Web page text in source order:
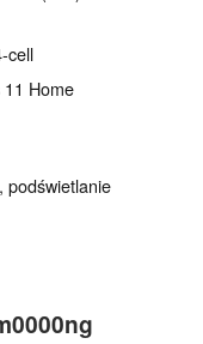
cell
Home
podświetlanie